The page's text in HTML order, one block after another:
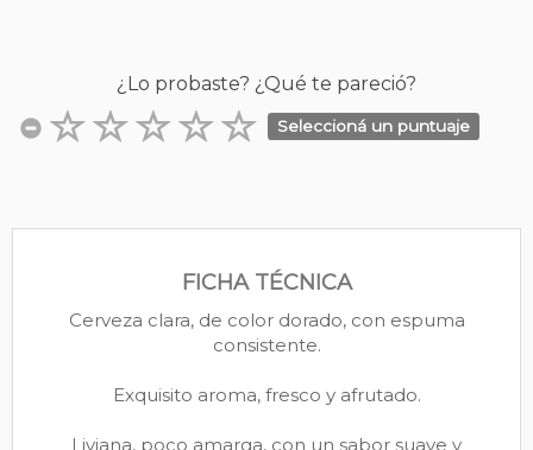
¿Lo probaste? ¿Qué te pareció?
Seleccioná un puntuaje
FICHA TÉCNICA
Cerveza clara, de color dorado, con espuma
consistente.
Exquisito aroma, fresco y afrutado.
Liviana, poco amarga, con un sabor suave y